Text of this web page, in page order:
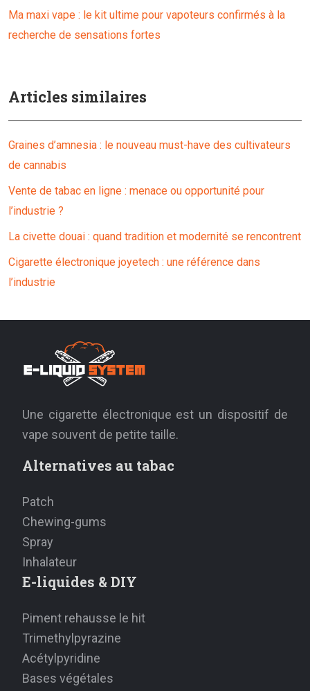
Ma maxi vape : le kit ultime pour vapoteurs confirmés à la
recherche de sensations fortes
Articles similaires
Graines d’amnesia : le nouveau must-have des cultivateurs
de cannabis
Vente de tabac en ligne : menace ou opportunité pour
l’industrie ?
La civette douai : quand tradition et modernité se rencontrent
Cigarette électronique joyetech : une référence dans
l’industrie
Une cigarette électronique est un dispositif de
vape souvent de petite taille.
Alternatives au tabac
Patch
Chewing-gums
Spray
Inhalateur
E-liquides & DIY
Piment rehausse le hit
Trimethylpyrazine
Acétylpyridine
Bases végétales